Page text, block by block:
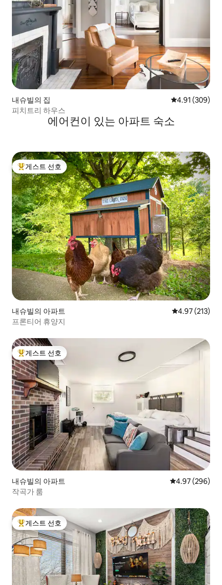
내슈빌의 집 평점 4.91점(5
4.91 (309)
피치트리 하우스
에어컨이 있는 아파트 숙소
상위 게스트 선호
게스트 선호
내슈빌의 아파트 평점 4.97점(5
4.97 (213)
프론티어 휴양지
상위 게스트 선호
게스트 선호
내슈빌의 아파트 평점 4.97점(5
4.97 (296)
작곡가 룸
상위 게스트 선호
게스트 선호